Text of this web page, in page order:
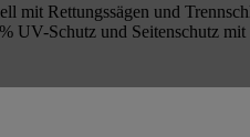
mit Rettungssägen und
UV-Schutz und Seitenschutz